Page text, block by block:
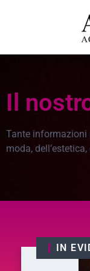
Il
Tante informazioni
moda,
IN